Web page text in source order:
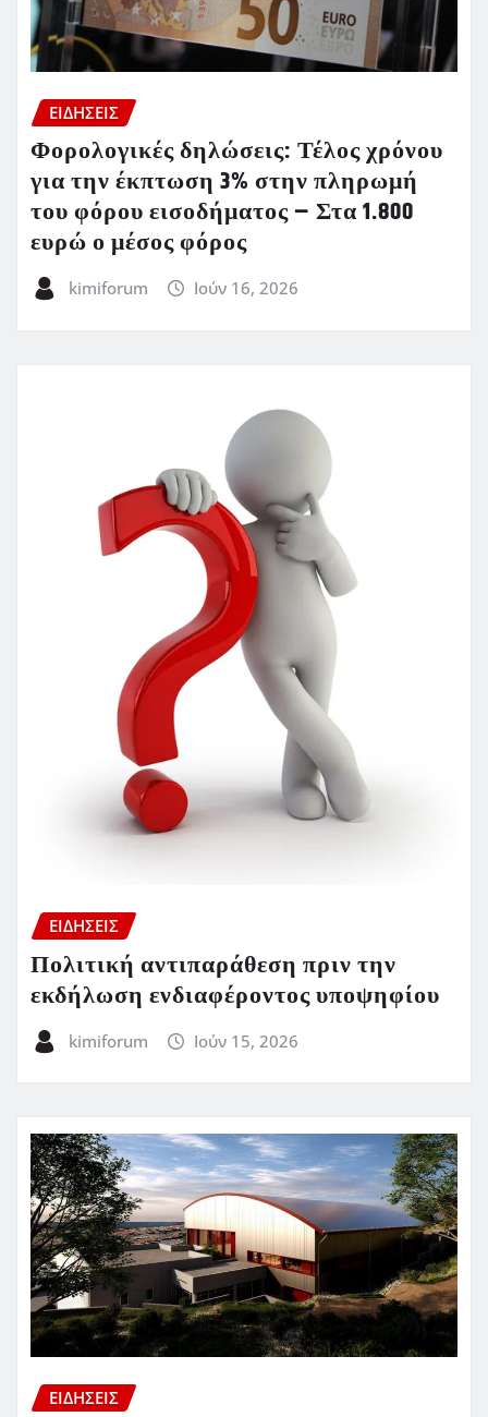
ΕΙΔΗΣΕΙΣ
Φορολογικές δηλώσεις: Τέλος χρόνου
για την έκπτωση 3% στην πληρωμή
του φόρου εισοδήματος – Στα 1.800
ευρώ ο μέσος φόρος
kimiforum Ιούν 16, 2026
ΕΙΔΗΣΕΙΣ
Πολιτική αντιπαράθεση πριν την
εκδήλωση ενδιαφέροντος υποψηφίου
kimiforum Ιούν 15, 2026
ΕΙΔΗΣΕΙΣ